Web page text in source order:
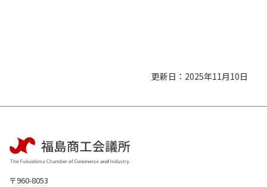
更新日：2025年11月10日
〒960-8053